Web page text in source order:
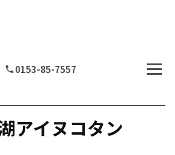
0153-85-7557
アイヌコタン